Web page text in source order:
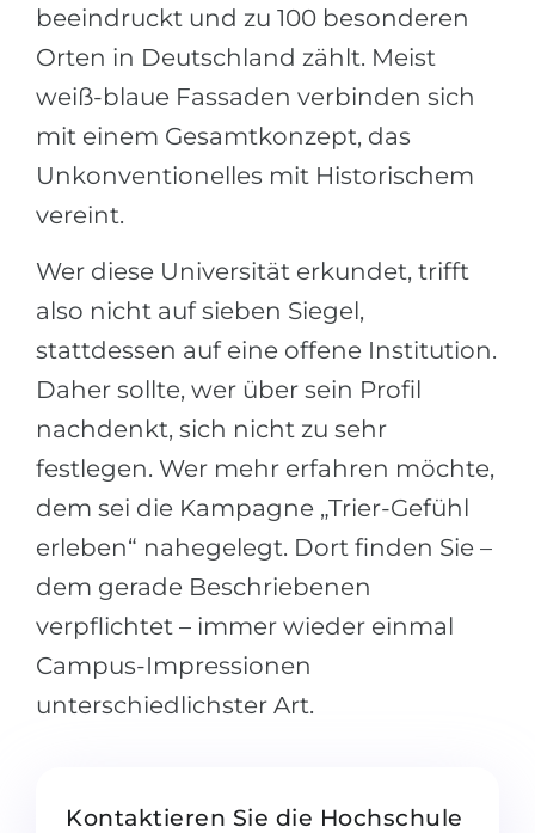
beeindruckt und zu 100 besonderen
Orten in Deutschland zählt. Meist
weiß-blaue Fassaden verbinden sich
mit einem Gesamtkonzept, das
Unkonventionelles mit Historischem
vereint.
Wer diese Universität erkundet, trifft
also nicht auf sieben Siegel,
stattdessen auf eine offene Institution.
Daher sollte, wer über sein Profil
nachdenkt, sich nicht zu sehr
festlegen. Wer mehr erfahren möchte,
dem sei die Kampagne „Trier-Gefühl
erleben“ nahegelegt. Dort finden Sie –
dem gerade Beschriebenen
verpflichtet – immer wieder einmal
Campus-Impressionen
unterschiedlichster Art.
Kontaktieren Sie die Hochschule